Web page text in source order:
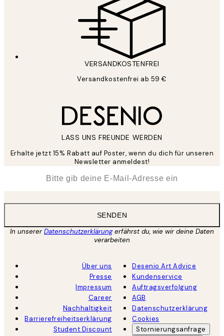
VERSANDKOSTENFREI
Versandkostenfrei ab 59 €
LASS UNS FREUNDE WERDEN
Erhalte jetzt 15% Rabatt auf Poster, wenn du dich für unseren
Newsletter anmeldest!
SENDEN
In unsererDatenschutzerklärungerfährst du, wie wir deine Daten
verarbeiten
Über uns
Presse
Impressum
Career
Nachhaltigkeit
Barrierefreiheitserklärung
Student Discount
Desenio Art Advice
Kundenservice
Auftragsverfolgung
AGB
Datenschutzerklärung
Cookies
Stornierungsanfrage